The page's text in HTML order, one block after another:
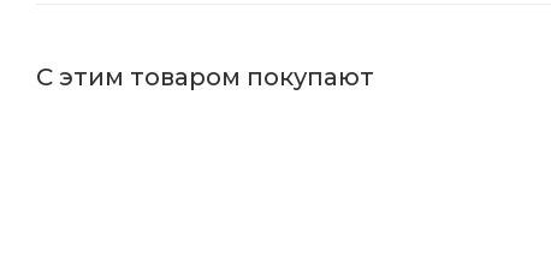
С этим товаром покупают